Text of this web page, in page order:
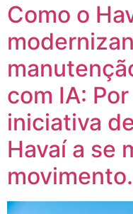
Como o
com IA:
iniciativa
Havaí a se
movimento.